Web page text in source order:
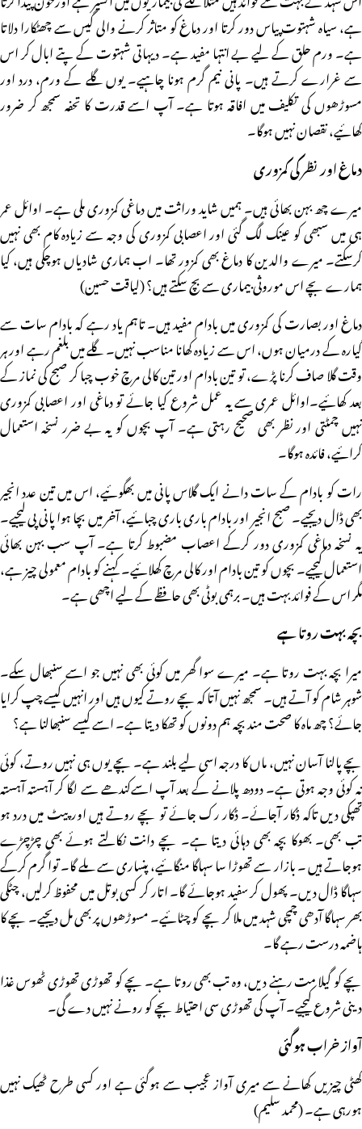
ہے، سیاہ شہتوت پیاس دور کرتا اور دماغ کو متاثر کرنے والی گیس سے چھٹکارا دلاتا
ہے۔ ورم حلق کے لیے بے انتہا مفید ہے۔ دیہاتی شہتوت کے پتے ابال کر اس
سے غرارے کرتے ہیں۔ پانی نیم گرم ہونا چاہیے۔ یوں گلے کے ورم، درد اور
مسوڑھوں کی تکلیف میں افاقہ ہوتا ہے۔ آپ اسے قدرت کا تحفہ سمجھ کر ضرور
کھائیے، نقصان نہیں ہوگا۔
دماغ اور نظر کی کمزوری
میرے چھ بہن بھائی ہیں۔ ہمیں شاید وراثت میں دماغی کمزوری ملی ہے۔ اوائل عمر
ہی میں سبھی کو عینک لگ گئی اور اعصابی کمزوری کی وجہ سے زیادہ کام بھی نہیں
کرسکتے۔ میرے والدین کا دماغ بھی کمزور تھا۔ اب ہماری شادیاں ہوچکی ہیں، کیا
ہمارے بچے اس موروثی بیماری سے بچ سکتے ہیں؟ (لیاقت حسین)
دماغ اور بصارت کی کمزوری میں بادام مفید ہیں۔ تاہم یاد رہے کہ بادام سات سے
گیارہ کے درمیان ہوں، اس سے زیادہ کھانا مناسب نہیں۔ گلے میں بلغم رہے اور ہر
وقت گلا صاف کرنا پڑے، تو تین بادام اور تین کالی مرچ خوب چبا کر صبح کی نماز کے
بعد کھائیے۔اوائل عمری سے یہ عمل شروع کیا جائے تو دماغی اور اعصابی کمزوری
نہیں چمٹتی اور نظر بھی صحیح رہتی ہے۔ آپ بچوں کو یہ بے ضرر نسخہ استعمال
کرائیے، فائدہ ہوگا۔
رات کو بادام کے سات دانے ایک گلاس پانی میں بھگوئیے، اس میں تین عدد انجیر
بھی ڈال دیجیے۔ صبح انجیر اور بادام باری باری چبائیے، آخر میں بچا ہوا پانی پی لیجیے۔
یہ نسخہ دماغی کمزوری دور کرکے اعصاب مضبوط کرتا ہے۔ آپ سب بہن بھائی
استعمال کیجیے۔ بچوں کو تین بادام اور کالی مرچ کھلائیے۔ کہنے کو بادام معمولی چیز ہے،
مگر اس کے فوائد بہت ہیں۔ برہمی بوٹی بھی حافظے کے لیے اچھی ہے۔
بچہ بہت روتا ہے
میرا بچہ بہت روتا ہے۔ میرے سوا گھر میں کوئی بھی نہیں جو اسے سنبھال سکے۔
شوہر شام کو آتے ہیں۔ سمجھ نہیں آتا کہ بچے روتے کیوں ہیں اور انہیں کیسے چپ کرایا
جائے؟ چھ ماہ کا صحت مند بچہ ہم دونوں کو تھکا دیتا ہے۔ اسے کیسے سنبھالنا ہے؟
بچے پالنا آسان نہیں، ماں کا درجہ اسی لیے بلند ہے۔ بچے یوں ہی نہیں روتے، کوئی
نہ کوئی وجہ ہوتی ہے۔ دودھ پلانے کے بعد آپ اسےکندھے سے لگا کر آہستہ آہستہ
تھپکی دیں تاکہ ڈکار آجائے۔ ڈکار رک جائے تو بچے روتے ہیں اور پیٹ میں درد ہو
تب بھی۔ بھوکا بچہ بھی دہائی دیتا ہے۔ بچے دانت نکالتے ہوئے بھی چڑچڑے
ہوجاتے ہیں ۔ بازار سے تھوڑا سا سہاگا منگائیے، پنساری سے ملے گا۔ توا گرم کرکے
سہاگا ڈال دیں۔ پھول کر سفید ہوجائے گا۔ اتار کر کسی بوتل میں محفوظ کرلیں، چٹکی
بھر سہاگا آدھی چمچی شہد میں ملا کر بچے کو چٹائیے۔ مسوڑھوں پر بھی مل دیجیے۔ بچے کا
ہاضمہ درست رہے گا۔
بچے کو گیلا مت رہنے دیں، وہ تب بھی روتا ہے۔ بچے کو تھوڑی تھوڑی ٹھوس غذا
دینی شروع کیجیے۔ آپ کی تھوڑی سی احتیاط بچے کو رونے نہیں دے گی۔
آواز خراب ہوگئی
کھٹی چیزیں کھانے سے میری آواز عجیب سے ہوگئی ہے اور کسی طرح ٹھیک نہیں
ہورہی ہے۔ (محمد سلیم)